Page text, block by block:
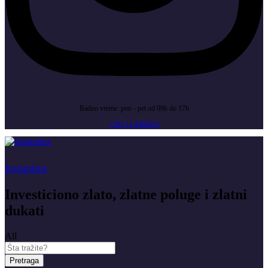
Radno vreme: pon - pet od 09h do 17h
+381 11 4404521
Insignitus
Investiciono zlato, zlatne poluge i zlatni
dukati
All
Pretraga